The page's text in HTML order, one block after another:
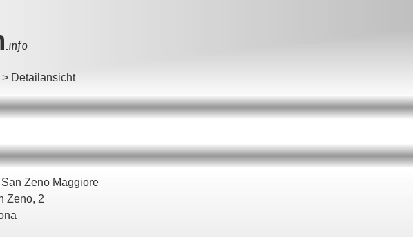
.info
> Detailansicht
Zeno Maggiore
Zeno, 2